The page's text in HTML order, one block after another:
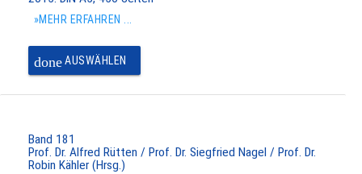
»MEHR ERFAHREN ...
doneAUSWÄHLEN
Band 181
Prof. Dr. Alfred Rütten / Prof. Dr. Siegfried Nagel / Prof. Dr.
Robin Kähler (Hrsg.)